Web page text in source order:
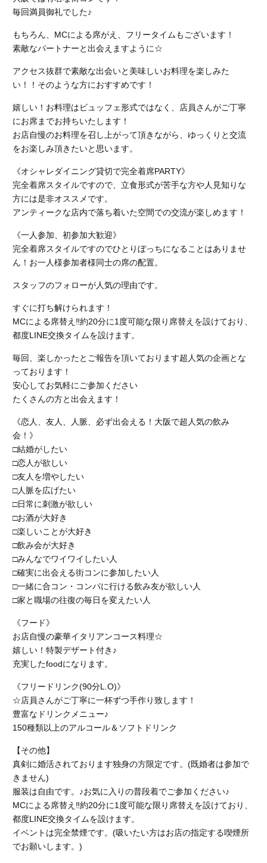
毎回満員御礼でした♪
もちろん、MCによる席がえ、フリータイムもございます！
素敵なパートナーと出会えますように☆
アクセス抜群で素敵な出会いと美味しいお料理を楽しみた
い！！そのような方におすすめです！
嬉しい！お料理はビュッフェ形式ではなく、店員さんがご丁寧
にお席までお持ちいたします！
お店自慢のお料理を召し上がって頂きながら、ゆっくりと交流
をお楽しみ頂きたいと思います。
《オシャレダイニング貸切で完全着席PARTY》
完全着席スタイルですので、立食形式が苦手な方や人見知りな
方には是非オススメです。
アンティークな店内で落ち着いた空間での交流が楽しめます！
《一人参加、初参加大歓迎》
完全着席スタイルですのでひとりぼっちになることはありませ
ん！お一人様参加者様同士の席の配置。
スタッフのフォローが人気の理由です。
すぐに打ち解けられます！
MCによる席替え‼︎約20分に1度可能な限り席替えを設けており、
都度LINE交換タイムを設けます。
毎回、楽しかったとご報告を頂いております超人気の企画とな
っております！
安心してお気軽にご参加ください
たくさんの方と出会えます！
《恋人、友人、人脈、必ず出会える！大阪で超人気の飲み
会！》
□結婚がしたい
□恋人が欲しい
□友人を増やしたい
□人脈を広げたい
□日常に刺激が欲しい
□お酒が大好き
□楽しいことが大好き
□飲み会が大好き
□みんなでワイワイしたい人
□確実に出会える街コンに参加したい人
□一緒に合コン・コンパに行ける飲み友が欲しい人
□家と職場の往復の毎日を変えたい人
《フード》
お店自慢の豪華イタリアンコース料理☆
嬉しい！特製デザート付き♪
充実したfoodになります。
《フリードリンク(90分L.O)》
☆店員さんがご丁寧に一杯ずつ手作り致します！
豊富なドリンクメニュー♪
150種類以上のアルコール＆ソフトドリンク
【その他】
真剣に婚活されております独身の方限定です。(既婚者は参加で
きません)
服装は自由です。♪お気に入りの普段着でご参加ください♪
MCによる席替え‼︎約20分に1度可能な限り席替えを設けており、
都度LINE交換タイムを設けます。
イベントは完全禁煙です。(吸いたい方はお店の指定する喫煙所
でお願いします。)